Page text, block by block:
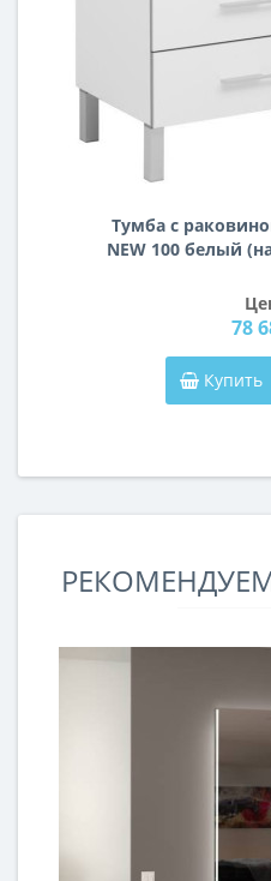
Тумба с
NEW 100 белый
78
Купить